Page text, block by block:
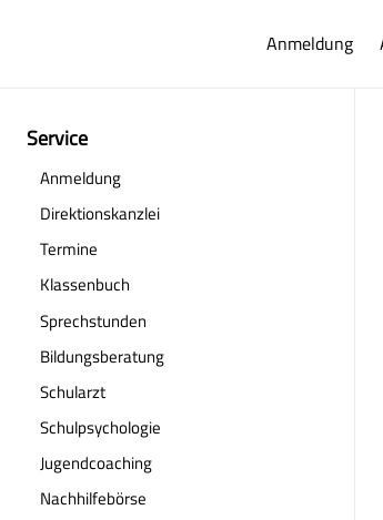
Anmeldung
Service
Anmeldung
Direktionskanzlei
Termine
Klassenbuch
Sprechstunden
Bildungsberatung
Schularzt
Schulpsychologie
Jugendcoaching
Nachhilfebörse